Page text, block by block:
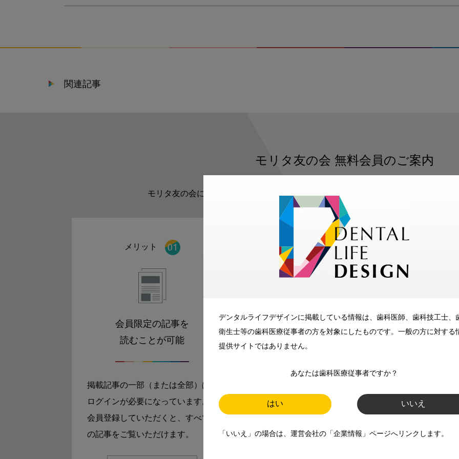
デンタルライフデザインに掲載している情報は、歯科医師、歯科技工士、
衛生士等の歯科医療従事者の方を対象にしたものです。一般の方に対する
提供サイトではありません。
あなたは歯科医療従事者ですか？
はい いいえ
「いいえ」の場合は、運営会社の「企業情報」ページへリンクします。
関連記事
モリタ友の会 無料会員のご案内
モリタ友の会に登録いただくと、デンタルライフデザインをもっと便利にご利用い
メリット
会員限定の記事を
読むことが可能
掲載記事の一部（または全部）は
ログインが必要になっています。
会員登録していただくと、すべて
の記事をご覧いただけます。
メリット
メールマガジンでお届け
師、歯科衛生士、歯科技工士）に
お届けします。